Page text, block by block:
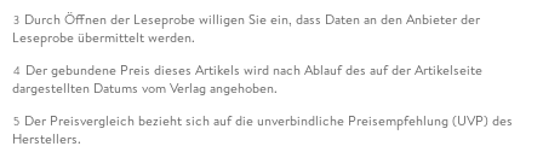
3 Durch Öffnen der Leseprobe willigen Sie ein, dass Daten an den Anbieter der
Leseprobe übermittelt werden.
4 Der gebundene Preis dieses Artikels wird nach Ablauf des auf der Artikelseite
dargestellten Datums vom Verlag angehoben.
5 Der Preisvergleich bezieht sich auf die unverbindliche Preisempfehlung (UVP) des
Herstellers.